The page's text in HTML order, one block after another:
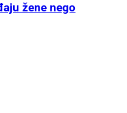
žene nego